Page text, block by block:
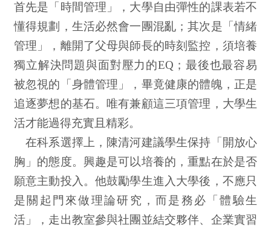
首先是「時間管理」，大學自由彈性的課表若不
懂得規劃，生活必然會一團混亂；其次是「情緒
管理」，離開了父母與師長的時刻監控，須培養
獨立解決問題與面對壓力的EQ；最後也最容易
被忽視的「身體管理」，畢竟健康的體魄，正是
追逐夢想的基石。唯有兼顧這三項管理，大學生
活才能過得充實且精彩。
在科系選擇上，陳清河建議學生保持「開放心
胸」的態度。興趣是可以培養的，重點在於是否
願意主動投入。他鼓勵學生進入大學後，不應只
是關起門來做理論研究，而是務必「體驗生
活」，走出教室參與社團並結交夥伴、企業實習